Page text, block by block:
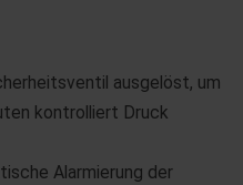
ausgelöst, um
kontrolliert Druck
Alarmierung der